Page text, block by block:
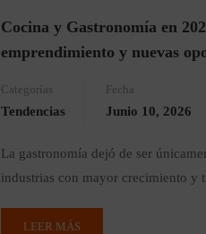
Cocina y Gastronomía en
emprendimiento y nuevas
Categorías
Tendencias
Fecha
Junio 10, 2026
La gastronomía dejó de ser
industrias con mayor crecimiento
LEER MÁS